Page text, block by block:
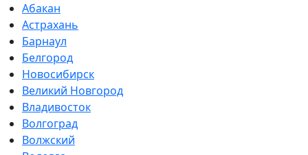
Абакан
Астрахань
Барнаул
Белгород
Новосибирск
Великий Новгород
Владивосток
Волгоград
Волжский